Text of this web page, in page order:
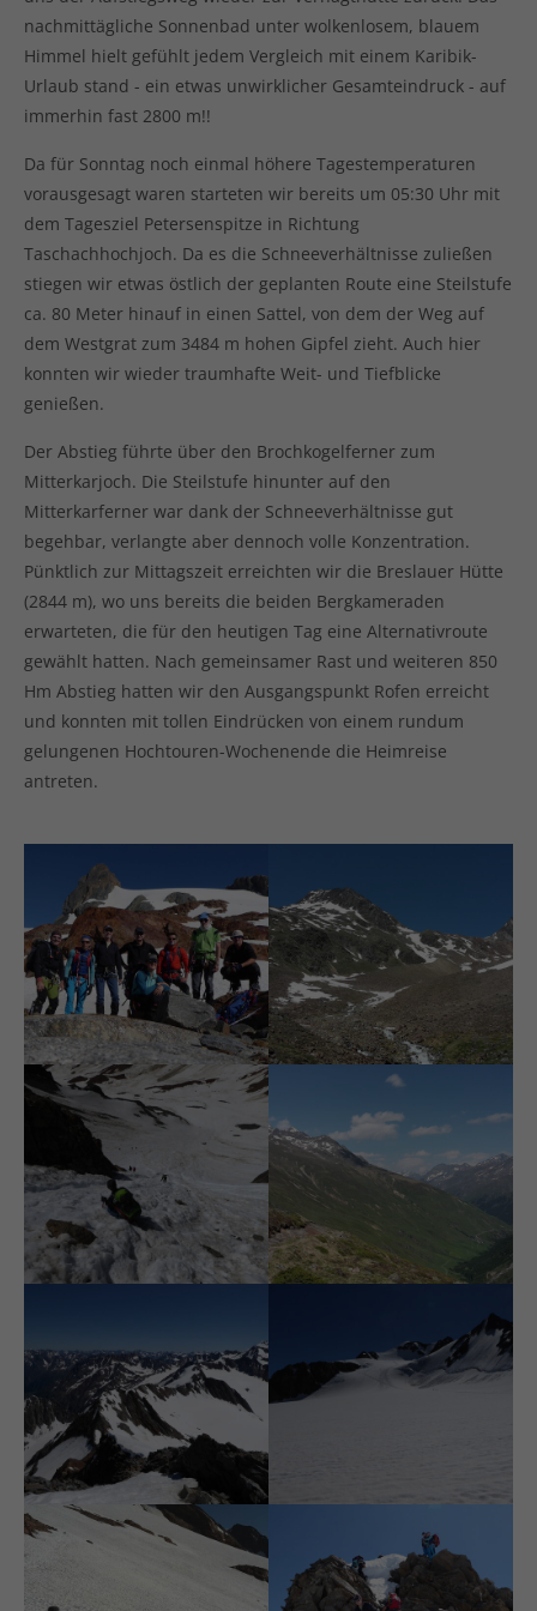
nachmittägliche Sonnenbad unter wolkenlosem, blauem
Himmel hielt gefühlt jedem Vergleich mit einem Karibik-
Urlaub stand - ein etwas unwirklicher Gesamteindruck - auf
immerhin fast 2800 m!!
Da für Sonntag noch einmal höhere Tagestemperaturen
vorausgesagt waren starteten wir bereits um 05:30 Uhr mit
dem Tagesziel Petersenspitze in Richtung
Taschachhochjoch. Da es die Schneeverhältnisse zuließen
stiegen wir etwas östlich der geplanten Route eine Steilstufe
ca. 80 Meter hinauf in einen Sattel, von dem der Weg auf
dem Westgrat zum 3484 m hohen Gipfel zieht. Auch hier
konnten wir wieder traumhafte Weit- und Tiefblicke
genießen.
Der Abstieg führte über den Brochkogelferner zum
Mitterkarjoch. Die Steilstufe hinunter auf den
Mitterkarferner war dank der Schneeverhältnisse gut
begehbar, verlangte aber dennoch volle Konzentration.
Pünktlich zur Mittagszeit erreichten wir die Breslauer Hütte
(2844 m), wo uns bereits die beiden Bergkameraden
erwarteten, die für den heutigen Tag eine Alternativroute
gewählt hatten. Nach gemeinsamer Rast und weiteren 850
Hm Abstieg hatten wir den Ausgangspunkt Rofen erreicht
und konnten mit tollen Eindrücken von einem rundum
gelungenen Hochtouren-Wochenende die Heimreise
antreten.